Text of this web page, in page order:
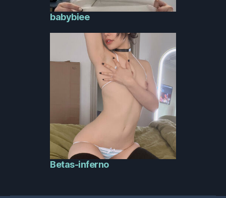
babybiee
Betas-inferno